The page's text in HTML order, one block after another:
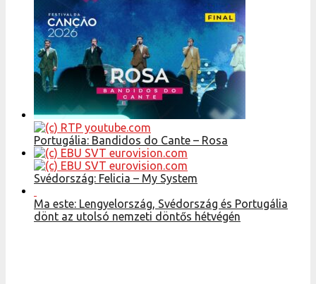
Portugália: Bandidos do Cante – Rosa
Svédország: Felicia – My System
Ma este: Lengyelország, Svédország és Portugália
dönt az utolsó nemzeti döntős hétvégén